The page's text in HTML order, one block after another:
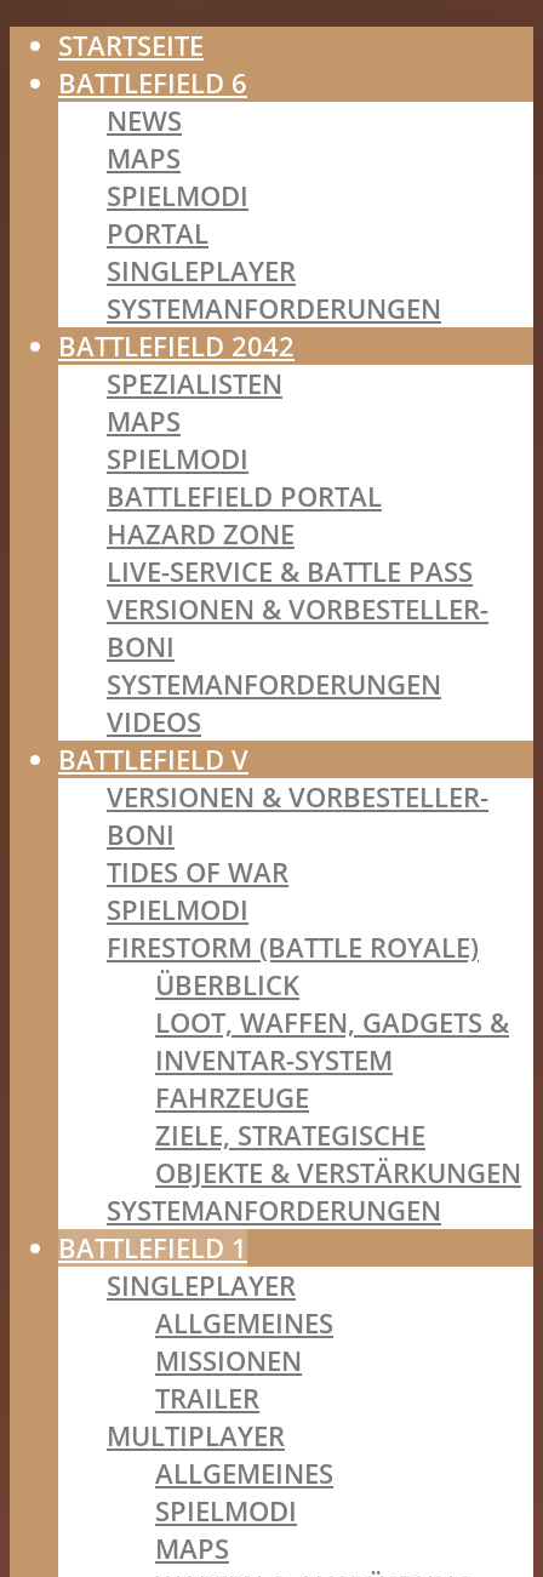
STARTSEITE
BATTLEFIELD 6
NEWS
MAPS
SPIELMODI
PORTAL
SINGLEPLAYER
SYSTEMANFORDERUNGEN
BATTLEFIELD 2042
SPEZIALISTEN
MAPS
SPIELMODI
BATTLEFIELD PORTAL
HAZARD ZONE
LIVE-SERVICE & BATTLE PASS
VERSIONEN & VORBESTELLER-
BONI
SYSTEMANFORDERUNGEN
VIDEOS
BATTLEFIELD V
VERSIONEN & VORBESTELLER-
BONI
TIDES OF WAR
SPIELMODI
FIRESTORM (BATTLE ROYALE)
ÜBERBLICK
LOOT, WAFFEN, GADGETS &
INVENTAR-SYSTEM
FAHRZEUGE
ZIELE, STRATEGISCHE
OBJEKTE & VERSTÄRKUNGEN
SYSTEMANFORDERUNGEN
BATTLEFIELD 1
SINGLEPLAYER
ALLGEMEINES
MISSIONEN
TRAILER
MULTIPLAYER
ALLGEMEINES
SPIELMODI
MAPS